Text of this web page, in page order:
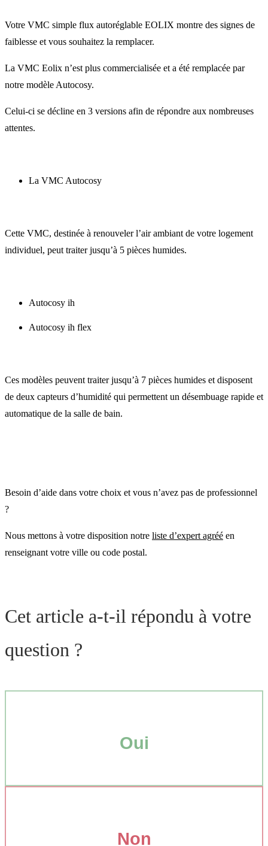
Votre VMC simple flux autoréglable EOLIX montre des signes de
faiblesse et vous souhaitez la remplacer.
La VMC Eolix n’est plus commercialisée et a été remplacée par
notre modèle Autocosy.
Celui-ci se décline en 3 versions afin de répondre aux nombreuses
attentes.
La VMC Autocosy
Cette VMC, destinée à renouveler l’air ambiant de votre logement
individuel, peut traiter jusqu’à 5 pièces humides.
Autocosy ih
Autocosy ih flex
Ces modèles peuvent traiter jusqu’à 7 pièces humides et disposent
de deux capteurs d’humidité qui permettent un désembuage rapide et
automatique de la salle de bain.
Besoin d’aide dans votre choix et vous n’avez pas de professionnel
?
Nous mettons à votre disposition notre liste d’expert agréé en
renseignant votre ville ou code postal.
Cet article a-t-il répondu à votre
question ?
Oui
Non